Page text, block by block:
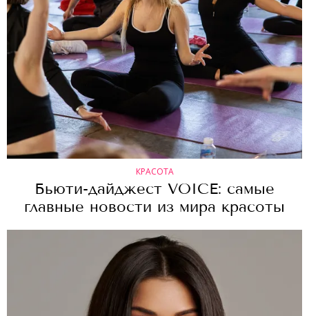
КРАСОТА
Бьюти-дайджест VOICE: самые
главные новости из мира красоты